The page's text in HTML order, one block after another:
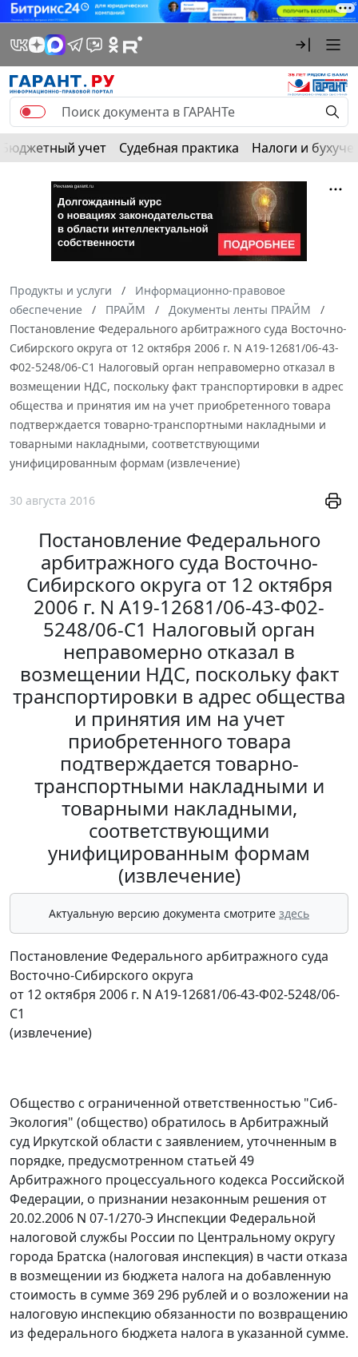
Бюджетный учет Судебная практика Налоги и
Продукты и услуги
Информационно-правовое
обеспечение
ПРАЙМ
Документы ленты ПРАЙМ
Постановление Федерального арбитражного суда Восточно-
Сибирского округа от 12 октября 2006 г. N А19-12681/06-43-
Ф02-5248/06-С1 Налоговый орган неправомерно отказал в
возмещении НДС, поскольку факт транспортировки в адрес
общества и принятия им на учет приобретенного товара
подтверждается товарно-транспортными накладными и
товарными накладными, соответствующими
унифицированным формам (извлечение)
30 августа 2016
Постановление Федерального
арбитражного суда Восточно-
Сибирского округа от 12 октября
2006 г. N А19-12681/06-43-Ф02-
5248/06-С1 Налоговый орган
неправомерно отказал в
возмещении НДС, поскольку факт
транспортировки в адрес общества
и принятия им на учет
приобретенного товара
подтверждается товарно-
транспортными накладными и
товарными накладными,
соответствующими
унифицированным формам
(извлечение)
Актуальную версию документа смотрите здесь
Постановление Федерального арбитражного суда
Восточно-Сибирского округа
от 12 октября 2006 г. N А19-12681/06-43-Ф02-5248/06-
С1
(извлечение)
Общество с ограниченной ответственностью "Сиб-
Экология" (общество) обратилось в Арбитражный
суд Иркутской области с заявлением, уточненным в
порядке, предусмотренном статьей 49
Арбитражного процессуального кодекса Российской
Федерации, о признании незаконным решения от
20.02.2006 N 07-1/270-Э Инспекции Федеральной
налоговой службы России по Центральному округу
города Братска (налоговая инспекция) в части отказа
в возмещении из бюджета налога на добавленную
стоимость в сумме 369 296 рублей и о возложении на
налоговую инспекцию обязанности по возвращению
из федерального бюджета налога в указанной сумме.